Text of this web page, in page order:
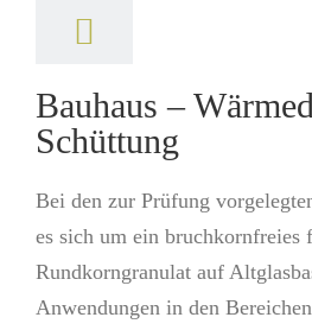
Bauhaus –
Schüttung
Bei den zur Prüfung
es sich um ein bruchkornfreies
Rundkorngranulat auf
Anwendungen in den